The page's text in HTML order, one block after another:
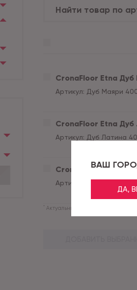
ВАШ
ДА,
CronaFloor Etna Дуб
Артикул: Дуб Маяри
CronaFloor Etna Дуб
Артикул: Дуб Латина
CronaFloor Etna Дуб
Артикул:
* Актуальные акции и скидки